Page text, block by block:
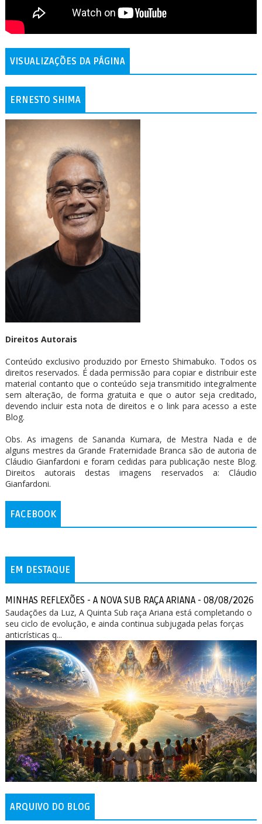
VISUALIZAÇÕES DA PÁGINA
ERNESTO SHIMA
Direitos Autorais
Conteúdo exclusivo produzido por Ernesto Shimabuko. Todos os
direitos reservados. É dada permissão para copiar e distribuir este
material contanto que o conteúdo seja transmitido integralmente
sem alteração, de forma gratuita e que o autor seja creditado,
devendo incluir esta nota de direitos e o link para acesso a este
Blog.
Obs. As imagens de Sananda Kumara, de Mestra Nada e de
alguns mestres da Grande Fraternidade Branca são de autoria de
Cláudio Gianfardoni e foram cedidas para publicação neste Blog.
Direitos autorais destas imagens reservados a: Cláudio
Gianfardoni.
FACEBOOK
EM DESTAQUE
MINHAS REFLEXÕES - A NOVA SUB RAÇA ARIANA - 08/08/2026
Saudações da Luz, A Quinta Sub raça Ariana está completando o
seu ciclo de evolução, e ainda continua subjugada pelas forças
anticrísticas q...
ARQUIVO DO BLOG